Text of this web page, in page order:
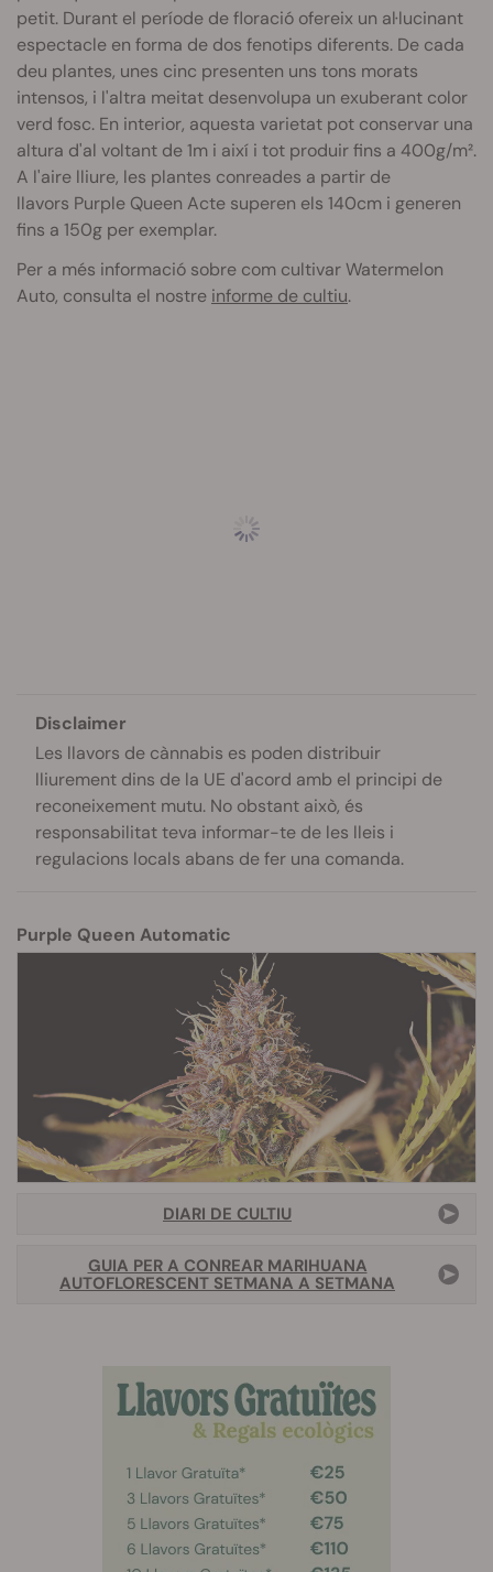
petit. Durant el període de floració ofereix un al·lucinant
espectacle en forma de dos fenotips diferents. De cada
deu plantes, unes cinc presenten uns tons morats
intensos, i l'altra meitat desenvolupa un exuberant color
verd fosc. En interior, aquesta varietat pot conservar una
altura d'al voltant de1m i així i tot produir fins a 400g/m².
A l'aire lliure, les plantes conreades a partir de
llavors Purple Queen Acte superen els 140cm i generen
fins a 150g per exemplar.
Per a més informació sobre com cultivar Watermelon
Auto, consulta el nostre informe de cultiu.
Disclaimer
Les llavors de cànnabis es poden distribuir
lliurement dins de la UE d'acord amb el principi de
reconeixement mutu. No obstant això, és
responsabilitat teva informar-te de les lleis i
regulacions locals abans de fer una comanda.
Purple Queen Automatic
DIARI DE CULTIU
GUIA PER A CONREAR MARIHUANA
AUTOFLORESCENT SETMANA A SETMANA